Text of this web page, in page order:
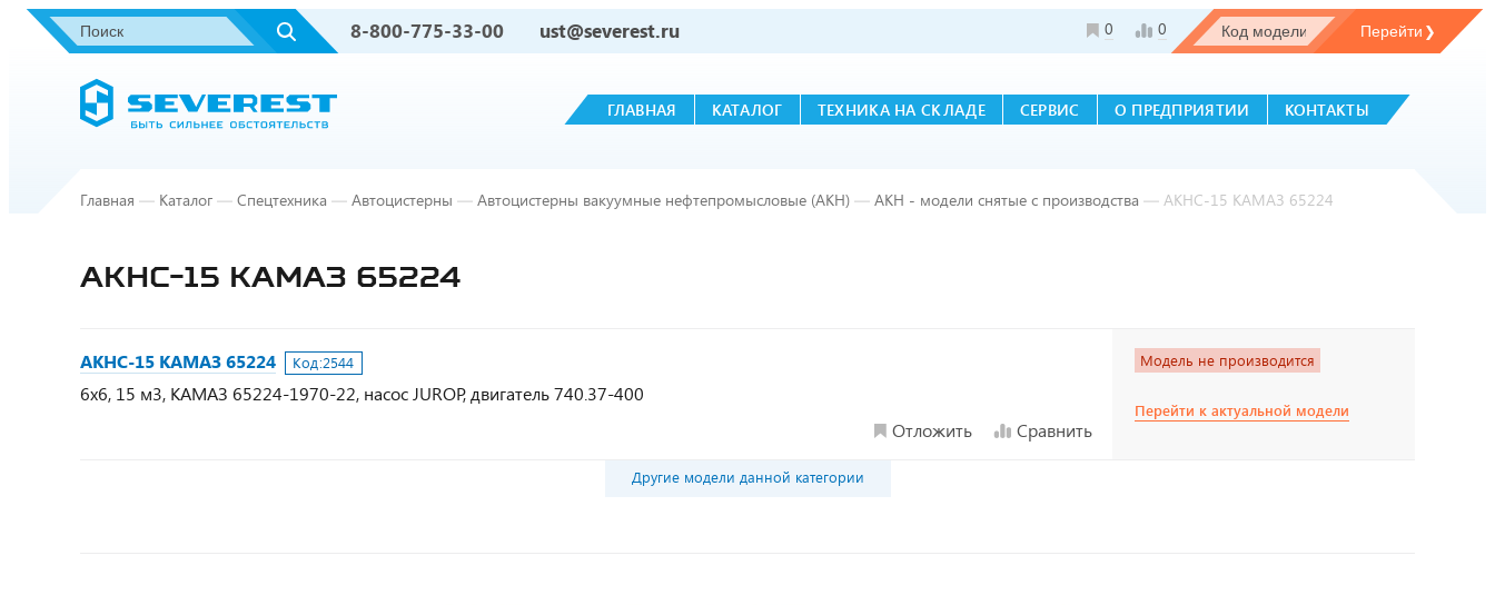
8-800-775-33-00 ust@severest.ru 0 0
ГЛАВНАЯ КАТАЛОГ ТЕХНИКА НА СКЛАДЕ СЕРВИС О ПРЕДПРИЯТИИ КОНТАКТЫ
Главная — Каталог — Спецтехника — Автоцистерны — Автоцистерны вакуумные нефтепромысловые (АКН) — АКН - модели снятые с производства — АКНС-15 КАМАЗ 65224
АКНС-15 КАМАЗ 65224
АКНС-15 КАМАЗ 65224 Код:2544
6х6, 15 м3, КАМАЗ 65224-1970-22, насос JUROP, двигатель 740.37-400
Отложить
Сравнить
Модель не производится
Перейти к актуальной модели
Другие модели данной категории